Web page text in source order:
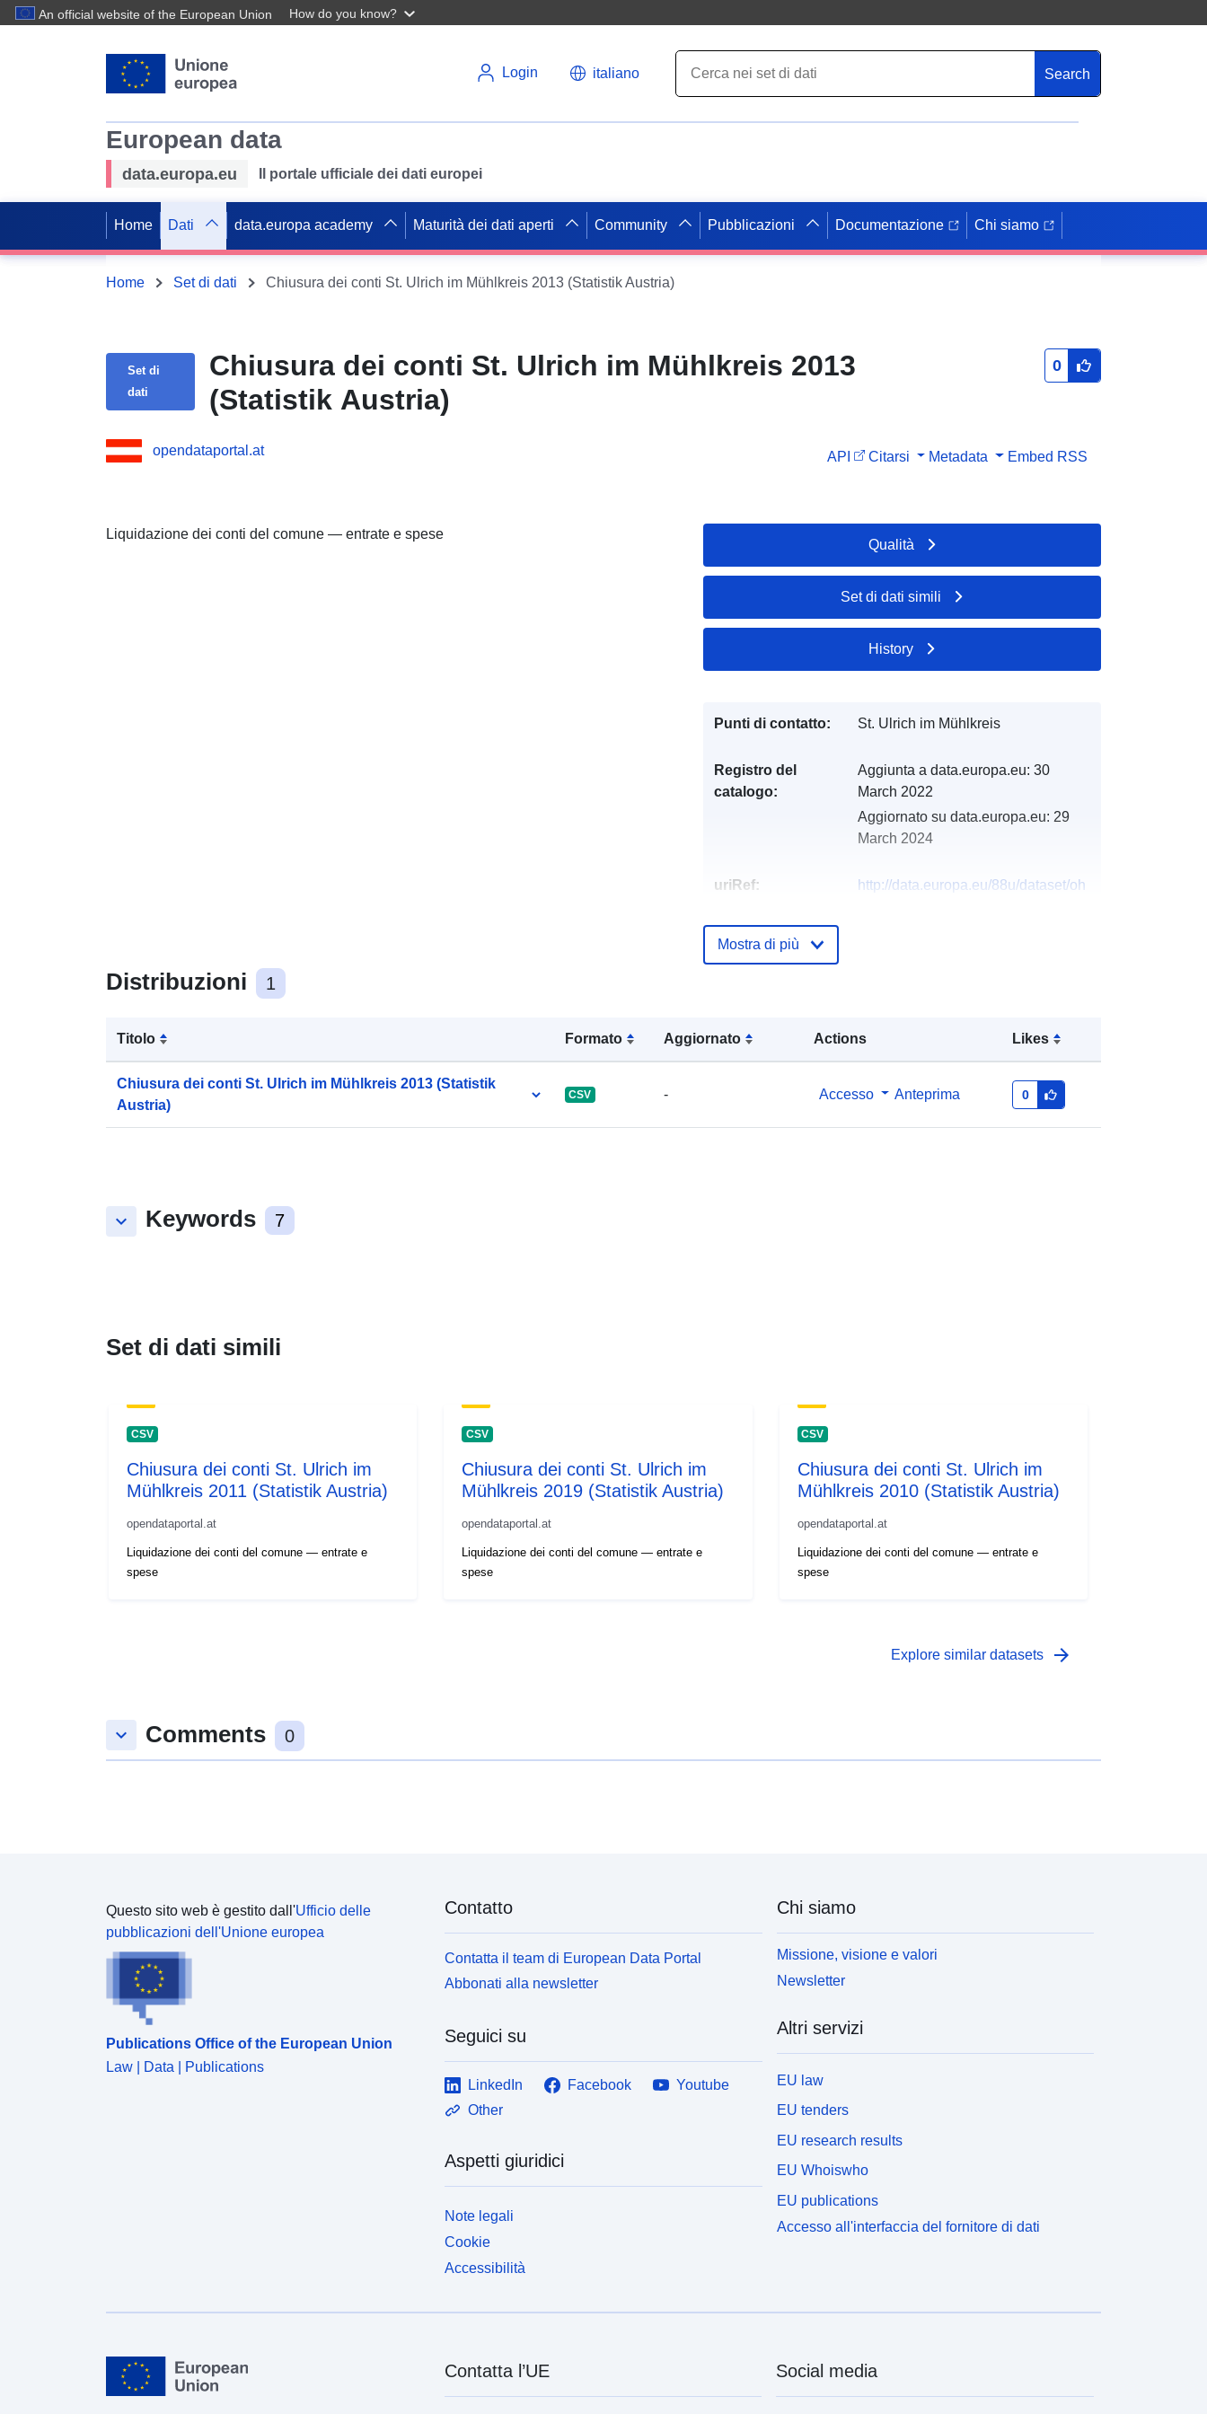
An official website of the European Union How do you know?
Login italiano Search
European data
data.europa.eu Il portale ufficiale dei dati europei
Home Dati data.europa academy Maturità dei dati aperti Community Pubblicazioni Documentazione Chi siamo
Home Set di dati Chiusura dei conti St. Ulrich im Mühlkreis 2013 (Statistik Austria)
Set di
dati
Chiusura dei conti St. Ulrich im Mühlkreis 2013
(Statistik Austria)
0
opendataportal.at API Citarsi Metadata Embed RSS
Liquidazione dei conti del comune — entrate e spese
Distribuzioni 1
Titolo Formato Aggiornato Actions Likes
Chiusura dei conti St. Ulrich im Mühlkreis 2013 (Statistik
Austria)
CSV - Accesso Anteprima 0
keyboard_arrow_down Keywords 7
Qualità
Set di dati simili
History
Punti di contatto: St. Ulrich im Mühlkreis
Registro del
catalogo:
Aggiunta a data.europa.eu: 30
March 2022
Aggiornato su data.europa.eu: 29
March 2024
uriRef:
http://data.europa.eu/88u/dataset/oh
Mostra di più
Set di dati simili
CSV
Chiusura dei conti St. Ulrich im
Mühlkreis 2011 (Statistik Austria)
opendataportal.at
Liquidazione dei conti del comune — entrate e
spese
CSV
Chiusura dei conti St. Ulrich im
Mühlkreis 2019 (Statistik Austria)
opendataportal.at
Liquidazione dei conti del comune — entrate e
spese
CSV
Chiusura dei conti St. Ulrich im
Mühlkreis 2010 (Statistik Austria)
opendataportal.at
Liquidazione dei conti del comune — entrate e
spese
Explore similar datasets arrow_forward
keyboard_arrow_down Comments 0
Questo sito web è gestito dall'Ufficio delle
pubblicazioni dell'Unione europea
Publications Office of the European Union
Law | Data | Publications
Contatto
Contatta il team di European Data Portal
Abbonati alla newsletter
Seguici su
LinkedIn Facebook
Youtube
Other
Aspetti giuridici
Note legali
Cookie
Accessibilità
Chi siamo
Missione, visione e valori
Newsletter
Altri servizi
EU law
EU tenders
EU research results
EU Whoiswho
EU publications
Accesso all'interfaccia del fornitore di dati
Contatta l’UE Social media